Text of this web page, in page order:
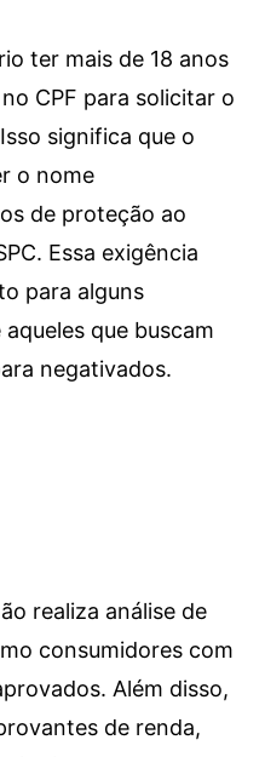
ter mais de 18 anos
CPF para solicitar o
significa que o
o nome
de proteção ao
Essa exigência
para alguns
que buscam
negativados.
realiza análise de
consumidores com
Além disso,
de renda,